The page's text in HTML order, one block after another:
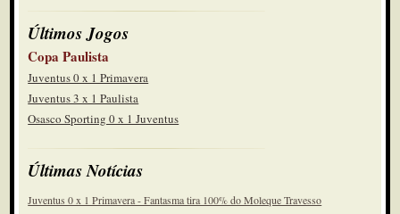
Últimos Jogos
Copa Paulista
Juventus 0 x 1 Primavera
Juventus 3 x 1 Paulista
Osasco Sporting 0 x 1 Juventus
Últimas Notícias
Juventus 0 x 1 Primavera - Fantasma tira 100% do Moleque Travesso